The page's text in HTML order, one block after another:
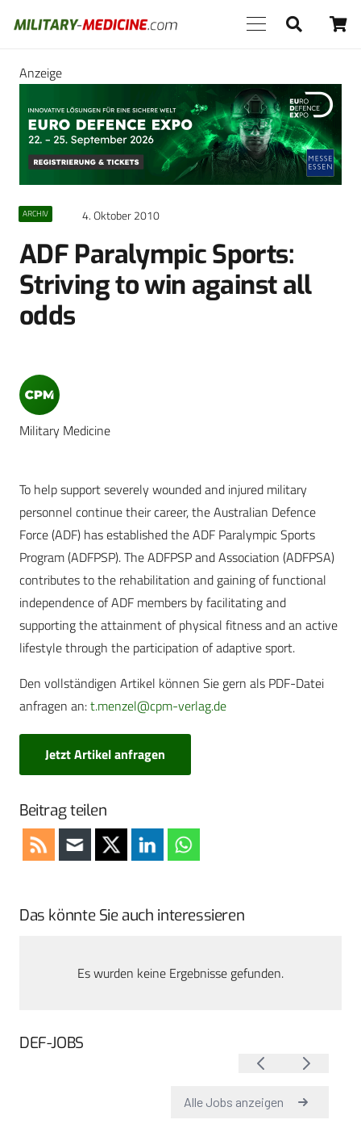
Anzeige
ARCHIV 4. Oktober 2010
ADF Paralympic Sports:
Striving to win against all
odds
Military Medicine
To help support severely wounded and injured military
personnel continue their career, the Australian Defence
Force (ADF) has established the ADF Paralympic Sports
Program (ADFPSP). The ADFPSP and Association (ADFPSA)
contributes to the rehabilitation and gaining of functional
independence of ADF members by facilitating and
supporting the attainment of physical fitness and an active
lifestyle through the participation of adaptive sport.
Den vollständigen Artikel können Sie gern als PDF-Datei
anfragen an:t.menzel@cpm-verlag.de
Jetzt Artikel anfragen
Beitrag teilen
Das könnte Sie auch interessieren
Es wurden keine Ergebnisse gefunden.
DEF-JOBS